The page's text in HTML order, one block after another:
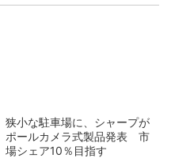
狭小な駐車場に、シャープが
ポールカメラ式製品発表 市
場シェア10％目指す